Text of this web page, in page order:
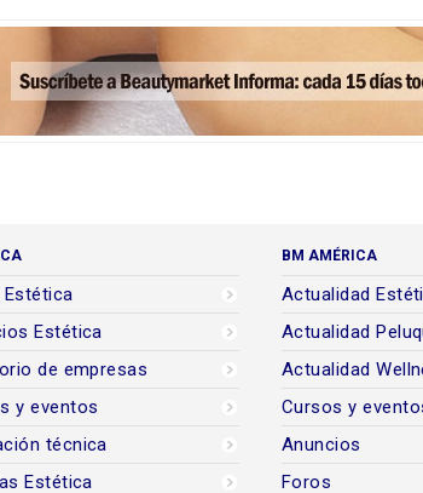
Estética
Estética
de empresas
y eventos
técnica
Estética
BM AMÉRICA
Actualidad
Actualidad
Actualidad
Cursos y
Anuncios
Foros